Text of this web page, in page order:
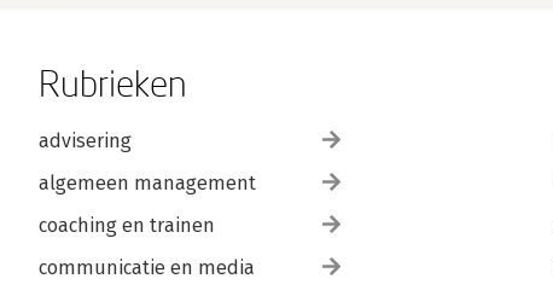
Rubrieken
advisering
algemeen management
coaching en trainen
communicatie en media